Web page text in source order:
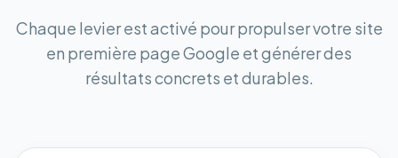
Chaque levier est activé pour propulser votre site
en première page Google et générer des
résultats concrets et durables.